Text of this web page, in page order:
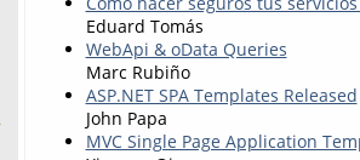
Eduard Tomás
WebApi & oData Queries
Marc Rubiño
ASP.NET SPA Templates Released
John Papa
MVC Single Page Application